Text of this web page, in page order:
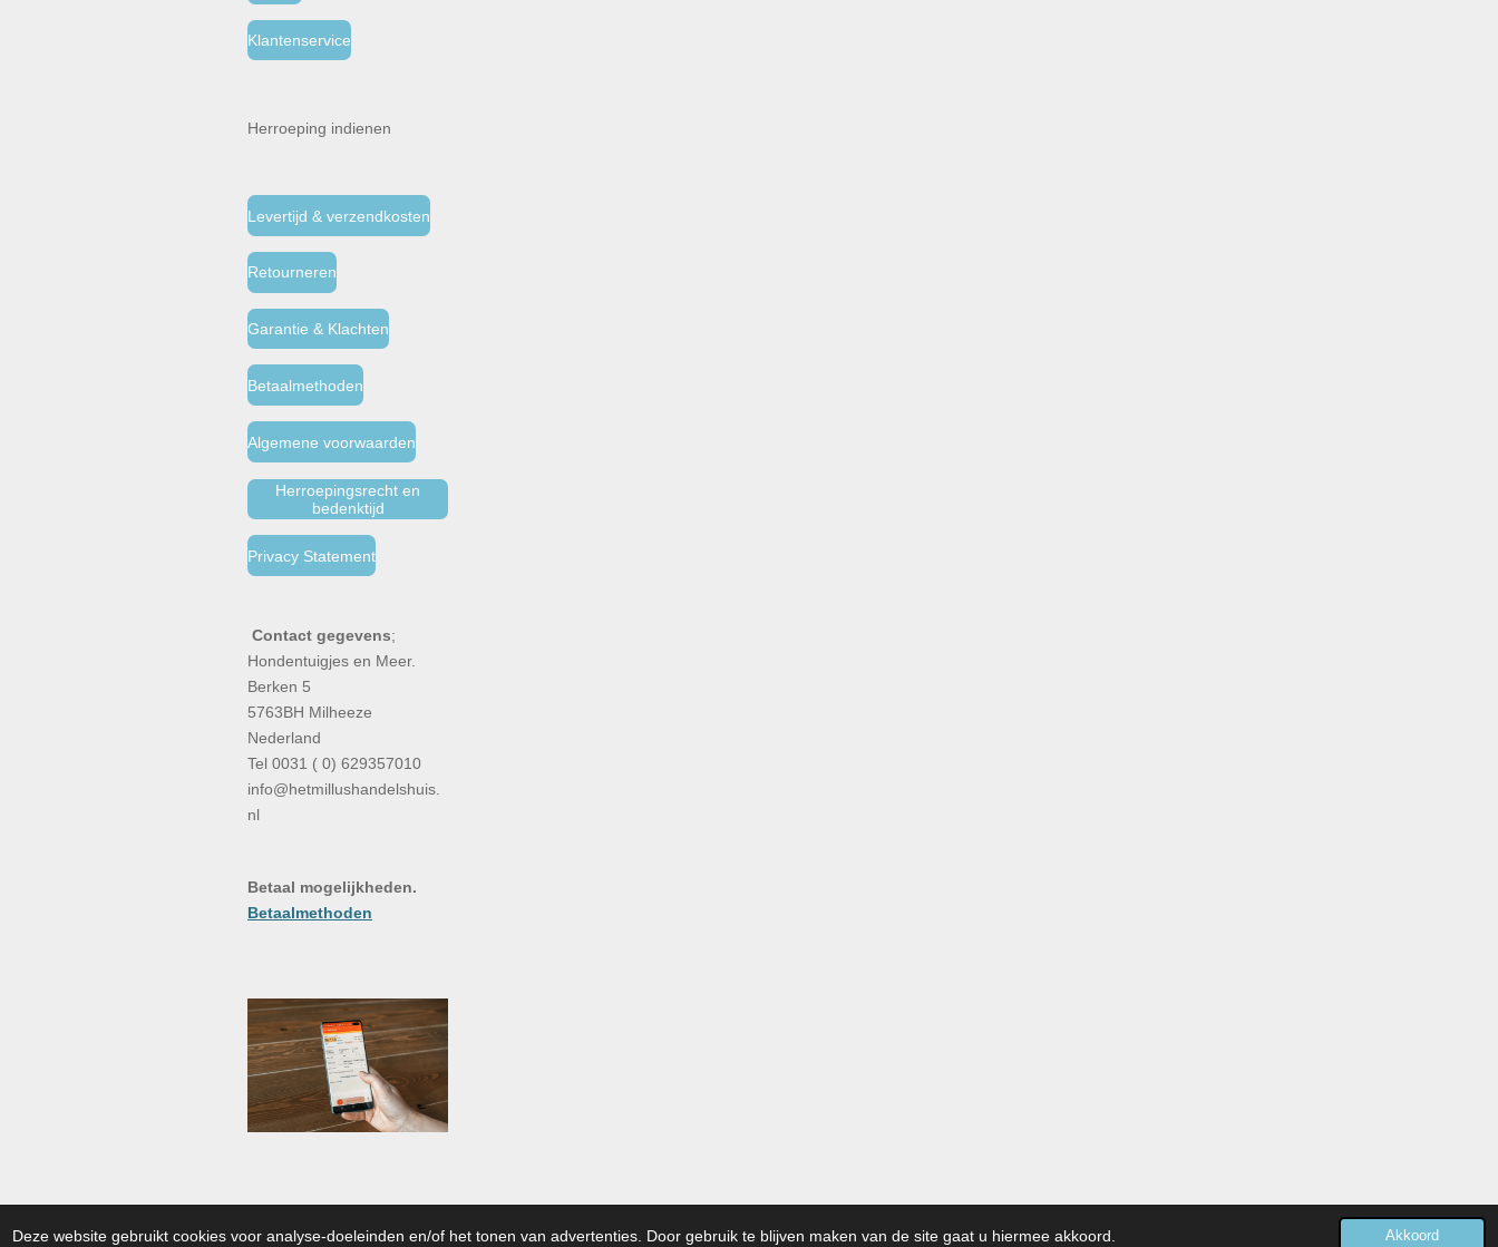
Deze website gebruikt cookies voor analyse-doeleinden en/of het tonen van advertenties. Door gebruik te blijven maken van de site gaat u hiermee akkoord. Akkoord
Klantenservice
Herroeping indienen
Levertijd & verzendkosten
Retourneren
Garantie & Klachten
Betaalmethoden
Algemene voorwaarden
Herroepingsrecht en
bedenktijd
Privacy Statement
Contact gegevens;
Hondentuigjes en Meer.
Berken 5
5763BH Milheeze
Nederland
Tel 0031 ( 0) 629357010
info@hetmillushandelshuis.
nl
Betaal mogelijkheden.
Betaalmethoden